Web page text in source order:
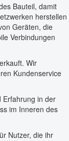
Bauteil, damit
herstellen
Geräten, die
Verbindungen
Wir
Kundenservice
Erfahrung in der
im Inneren des
Nutzer, die ihr